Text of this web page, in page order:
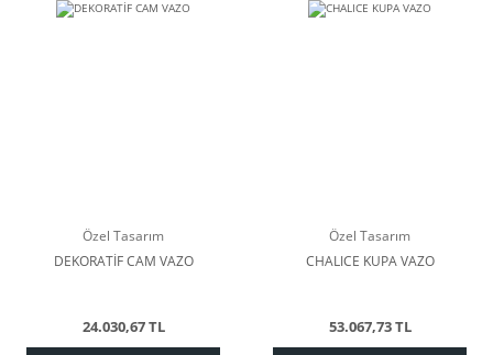
Özel Tasarım
DEKORATİF CAM VAZO
24.030,67 TL
Özel Tasarım
CHALICE KUPA VAZO
53.067,73 TL